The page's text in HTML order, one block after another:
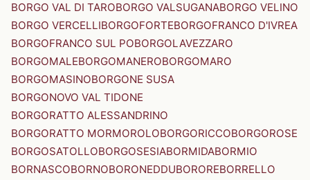
BORGO VAL DI TAROBORGO VALSUGANABORGO VELINO
BORGO VERCELLIBORGOFORTEBORGOFRANCO D'IVREA
BORGOFRANCO SUL POBORGOLAVEZZARO
BORGOMALEBORGOMANEROBORGOMARO
BORGOMASINOBORGONE SUSA
BORGONOVO VAL TIDONE
BORGORATTO ALESSANDRINO
BORGORATTO MORMOROLOBORGORICCOBORGOROSE
BORGOSATOLLOBORGOSESIABORMIDABORMIO
BORNASCOBORNOBORONEDDUBOROREBORRELLO